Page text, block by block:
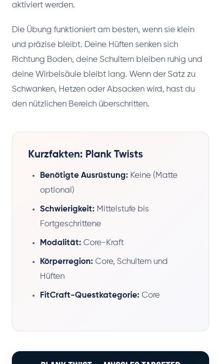
aktiviert werden.
Die Übung funktioniert am besten, wenn sie klein
und präzise bleibt. Deine Hüften senken sich
Richtung Boden, deine Schultern bleiben ruhig und
deine Wirbelsäule bleibt lang. Wenn der Satz zu
Schwanken, Hetzen oder Absacken wird, hast du
den nützlichen Bereich überschritten.
Kurzfakten: Plank Twists
Benötigte Ausrüstung: Keine (Matte
optional)
Schwierigkeit: Mittelstufe bis
Fortgeschrittene
Modalität: Core-Kraft
Körperregion: Core, Schultern und
Hüften
FitCraft-Questkategorie: Core